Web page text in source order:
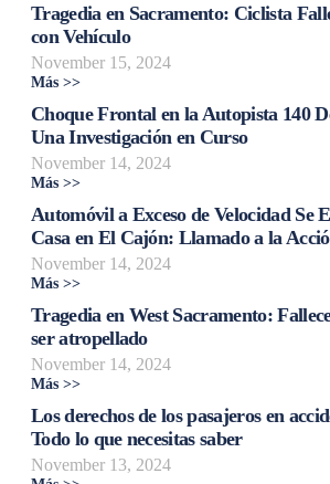
Tragedia en Sacramento: Ciclista
con Vehículo
November 15, 2024
Más >>
Choque Frontal en la Autopista 140
Una Investigación en Curso
November 14, 2024
Más >>
Automóvil a Exceso de Velocidad Se
Casa en El Cajón: Llamado a la
November 14, 2024
Más >>
Tragedia en West Sacramento:
ser atropellado
November 14, 2024
Más >>
Los derechos de los pasajeros en
Todo lo que necesitas saber
November 13, 2024